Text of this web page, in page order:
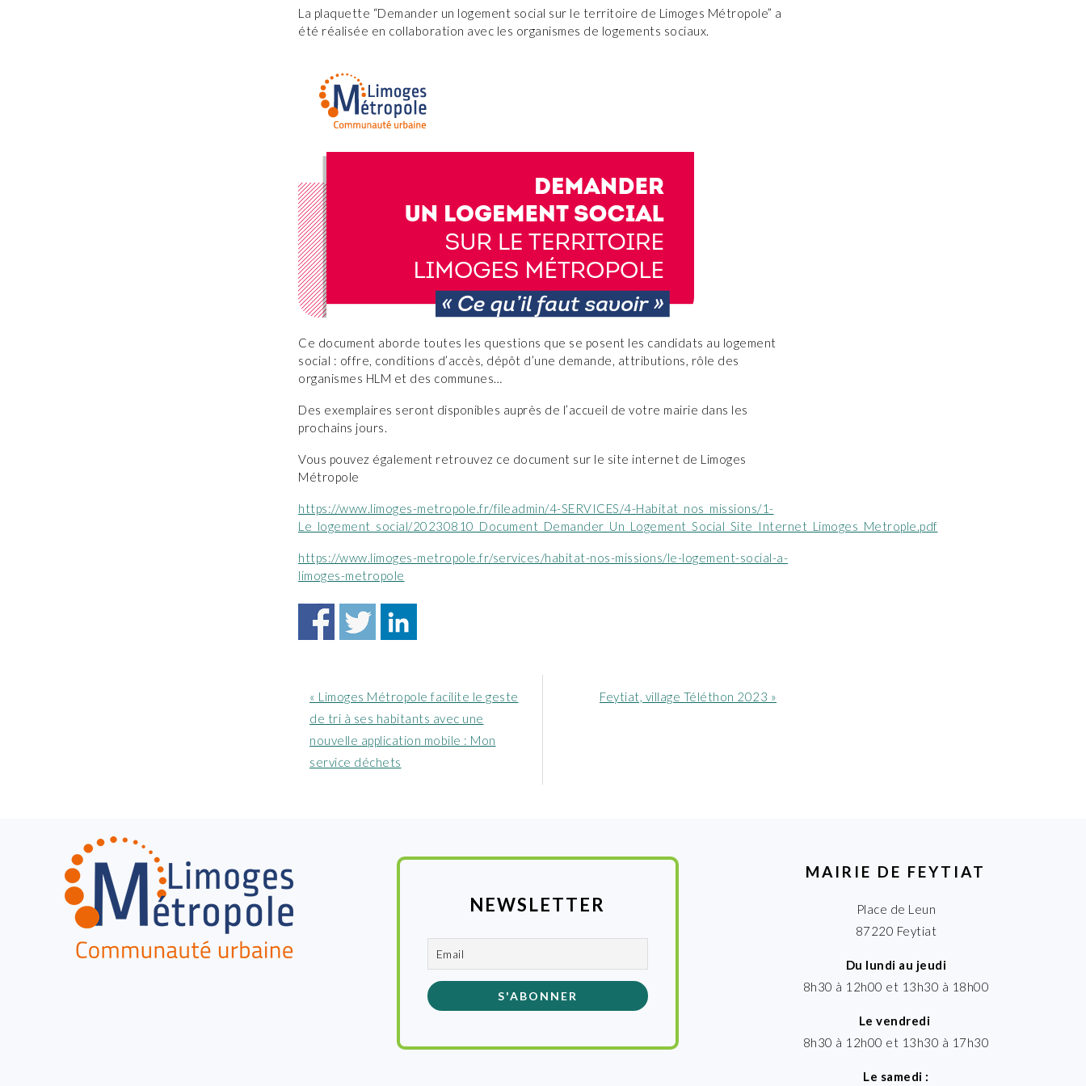
La plaquette “Demander un logement social sur le territoire de Limoges Métropole” a
été réalisée en collaboration avec les organismes de logements sociaux.
Ce document aborde toutes les questions que se posent les candidats au logement
social : offre, conditions d’accès, dépôt d’une demande, attributions, rôle des
organismes HLM et des communes…
Des exemplaires seront disponibles auprès de l’accueil de votre mairie dans les
prochains jours.
Vous pouvez également retrouvez ce document sur le site internet de Limoges
Métropole
https://www.limoges-metropole.fr/fileadmin/4-SERVICES/4-Habitat_nos_missions/1-
Le_logement_social/20230810_Document_Demander_Un_Logement_Social_Site_Internet_Limoges_Metrople.pdf
https://www.limoges-metropole.fr/services/habitat-nos-missions/le-logement-social-a-
limoges-metropole
Article
précédent
:
« Limoges Métropole facilite le geste
de tri à ses habitants avec une
nouvelle application mobile : Mon
service déchets
Article
Feytiat, village Téléthon 2023 »
NEWSLETTER
MAIRIE DE FEYTIAT
Place de Leun
87220 Feytiat
Du lundi au jeudi
8h30 à 12h00 et 13h30 à 18h00
Le vendredi
8h30 à 12h00 et 13h30 à 17h30
Le samedi :